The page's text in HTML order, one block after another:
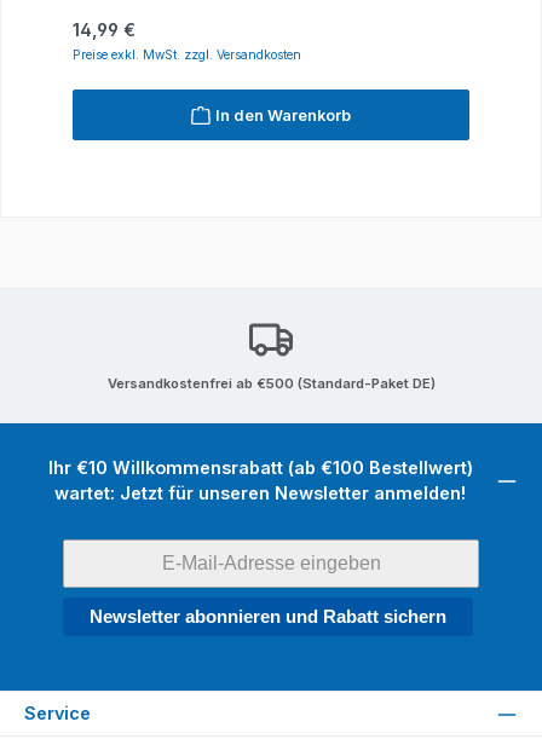
Regulärer Preis:
14,99 €
Preise exkl. MwSt. zzgl. Versandkosten
In den Warenkorb
Versandkostenfrei ab €500 (Standard-Paket DE)
Ihr €10 Willkommensrabatt (ab €100 Bestellwert)
wartet: Jetzt für unseren Newsletter anmelden!
Newsletter abonnieren und Rabatt sichern
Service